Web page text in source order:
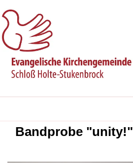
Bandprobe "unity!"